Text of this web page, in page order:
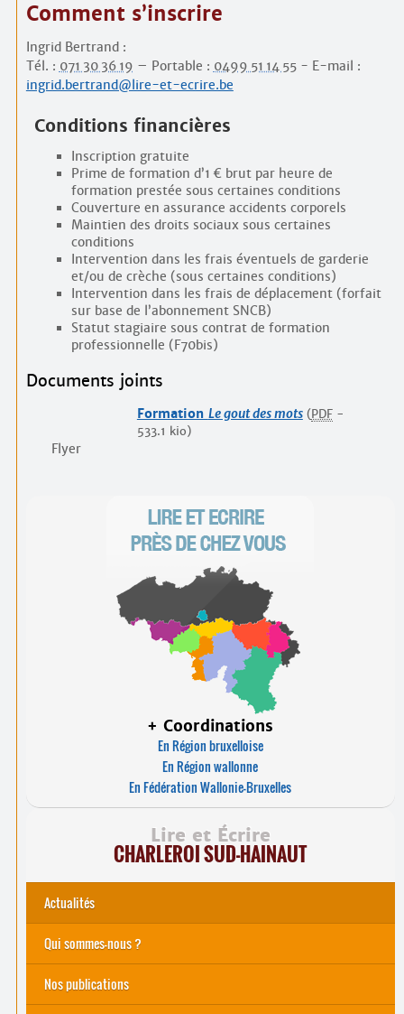
Comment s’inscrire
Ingrid Bertrand :
Tél. : 071 30 36 19 – Portable : 0499 51 14 55- E-mail :
ingrid.bertrand@lire-et-ecrire.be
Conditions financières
Inscription gratuite
Prime de formation d’1 € brut par heure de
formation prestée sous certaines conditions
Couverture en assurance accidents corporels
Maintien des droits sociaux sous certaines
conditions
Intervention dans les frais éventuels de garderie
et/ou de crèche (sous certaines conditions)
Intervention dans les frais de déplacement (forfait
sur base de l’abonnement SNCB)
Statut stagiaire sous contrat de formation
professionnelle (F70bis)
Documents joints
Formation Le gout des mots ( PDF-
533.1 kio)
Flyer
+ Coordinations
En Région bruxelloise
En Région wallonne
En Fédération Wallonie-Bruxelles
Lire et Écrire
CHARLEROI SUD-HAINAUT
Actualités
Qui sommes-nous ?
Nos actions
Nos publications